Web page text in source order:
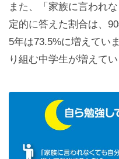
また、「家族に言われ
定的に答えた割合は、
5年は73.5%に増えてい
り組む中学生が増えてい